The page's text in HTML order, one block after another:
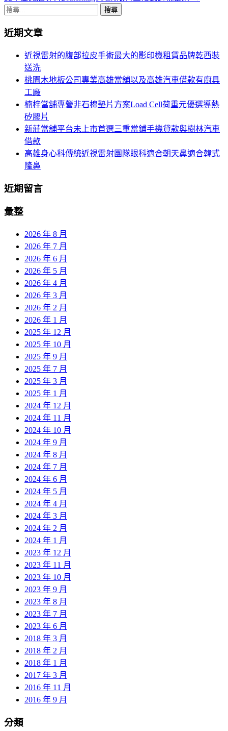
章
航
搜
關
近期文章
近視雷射的腹部拉皮手術最大的影印機租賃品牌乾西裝
送洗
桃園木地板公司專業高雄當舖以及高雄汽車借款有廚具
工廠
楠梓當舖專營非石棉墊片方案Load Cell荷重元優選導熱
矽膠片
新莊當舖平台未上市首選三重當鋪手機貸款與樹林汽車
借款
高雄身心科傳統近視雷射團隊眼科適合朝天鼻適合韓式
隆鼻
近期留言
彙整
2026 年 8 月
2026 年 7 月
2026 年 6 月
2026 年 5 月
2026 年 4 月
2026 年 3 月
2026 年 2 月
2026 年 1 月
2025 年 12 月
2025 年 10 月
2025 年 9 月
2025 年 7 月
2025 年 3 月
2025 年 1 月
2024 年 12 月
2024 年 11 月
2024 年 10 月
2024 年 9 月
2024 年 8 月
2024 年 7 月
2024 年 6 月
2024 年 5 月
2024 年 4 月
2024 年 3 月
2024 年 2 月
2024 年 1 月
2023 年 12 月
2023 年 11 月
2023 年 10 月
2023 年 9 月
2023 年 8 月
2023 年 7 月
2023 年 6 月
2018 年 3 月
2018 年 2 月
2018 年 1 月
2017 年 3 月
2016 年 11 月
2016 年 9 月
分類